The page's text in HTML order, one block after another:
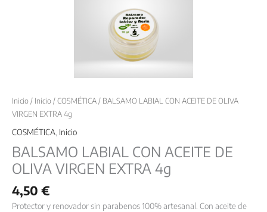
Inicio/ Inicio/COSMÉTICA/ BALSAMO LABIAL CON ACEITE DE OLIVA
VIRGEN EXTRA 4g
COSMÉTICA Inicio
BALSAMO LABIAL CON ACEITE DE
OLIVA VIRGEN EXTRA 4g
4,50 €
Protector y renovador sin parabenos 100% artesanal. Con aceite de